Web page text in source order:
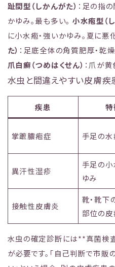
趾間型（しかんがた） ：足の指の
かゆみ。最も多い。 小水疱型（
に小水疱・強いかゆみ。夏に悪
た） ：足底全体の角質肥厚・乾
爪白癬（つめはくせん） ：爪が黄
水虫と間違えやすい皮膚疾
疾患 特
掌蹠膿疱症 手足の水
異汗性湿疹
手足の小
ゆみ
接触性皮膚炎
靴・靴下
部位の皮
水虫の確定診断には**真菌検
が必要です。「自己判断で市